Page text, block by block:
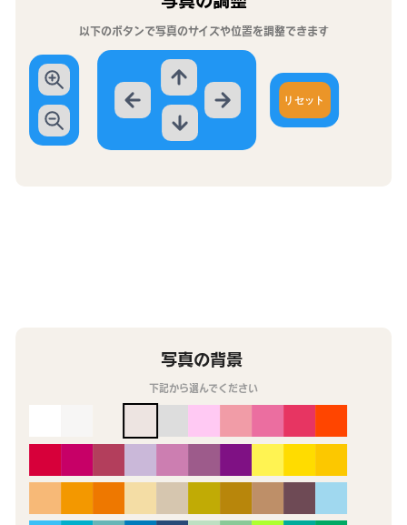
以下のボタンで写真のサイズや位置を調整できます
リセット
写真の背景
下記から選んでください